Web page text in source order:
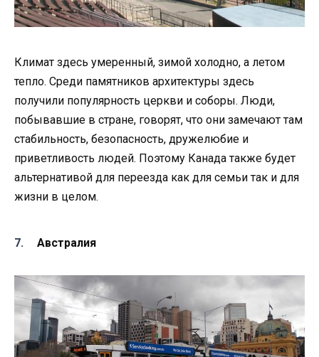
Климат здесь умеренный, зимой холодно, а летом
тепло. Среди памятников архитектуры здесь
получили популярность церкви и соборы. Люди,
побывавшие в стране, говорят, что они замечают там
стабильность, безопасность, дружелюбие и
приветливость людей. Поэтому Канада также будет
альтернативой для переезда как для семьи так и для
жизни в целом.
Австралия